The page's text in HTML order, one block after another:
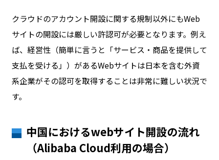
クラウドのアカウント開設に関する規制以外にもWeb
サイトの開設には厳しい許認可が必要となります。例え
ば、経営性（簡単に言うと「サービス・商品を提供して
支払を受ける」）があるWebサイトは日本を含む外資
系企業がその認可を取得することは非常に難しい状況で
す。
中国におけるwebサイト開設の流れ
（Alibaba Cloud利用の場合）